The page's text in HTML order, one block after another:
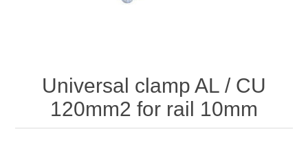
Universal clamp AL / CU
120mm2 for rail 10mm